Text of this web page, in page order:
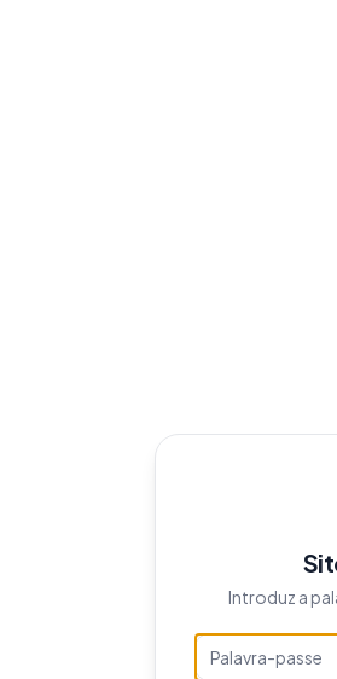
Introduz a